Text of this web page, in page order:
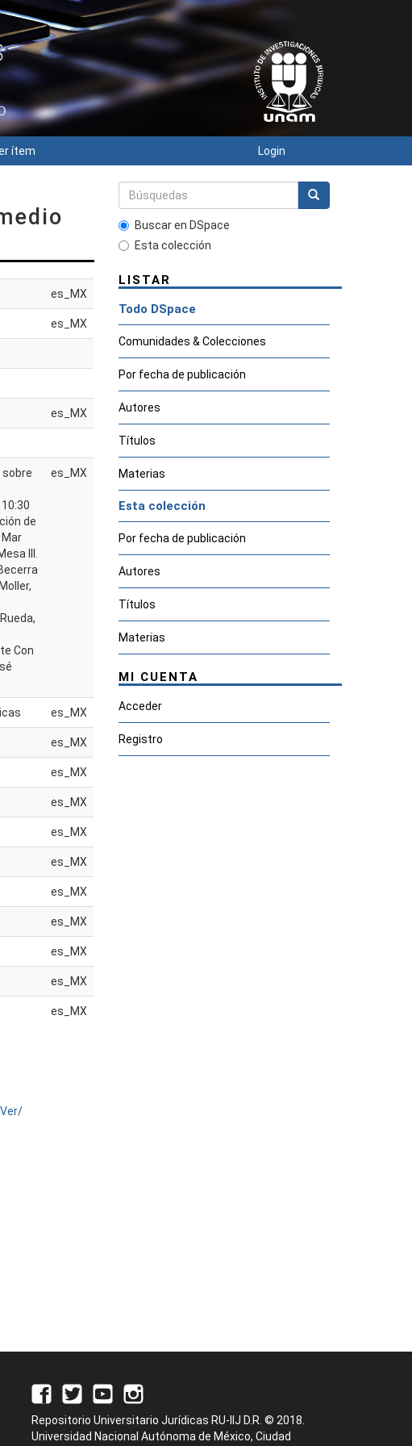
ítem Login
es_MX
es_MX
es_MX
sobre
de
III.
Con
es_MX
es_MX
es_MX
es_MX
es_MX
es_MX
es_MX
es_MX
es_MX
es_MX
es_MX
es_MX
Ver/
Buscar en DSpace
Esta colección
LISTAR
Todo DSpace
Comunidades & Colecciones
Por fecha de publicación
Autores
Títulos
Materias
Esta colección
Por fecha de publicación
Autores
Títulos
Materias
MI CUENTA
Acceder
Registro
Repositorio Universitario Jurídicas RU-IIJ D.R. © 2018.
Universidad Nacional Autónoma de México, Ciudad